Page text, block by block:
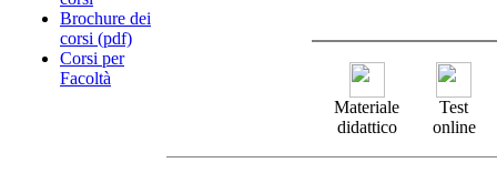
Brochure dei
corsi (pdf)
Corsi per
Facoltà
Materiale
didattico
Test
online